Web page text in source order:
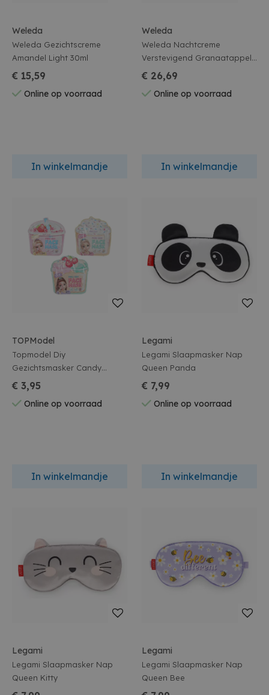
Weleda
Weleda Gezichtscreme
Amandel Light 30ml
€ 15,59
Online op voorraad
In winkelmandje
Weleda
Weleda Nachtcreme
Verstevigend Granaatappel
& Maca 40ml
€ 26,69
Online op voorraad
In winkelmandje
TOPModel
Topmodel Diy
Gezichtsmasker Candy
Glamour
€ 3,95
Online op voorraad
In winkelmandje
Legami
Legami Slaapmasker Nap
Queen Panda
€ 7,99
Online op voorraad
In winkelmandje
Legami
Legami Slaapmasker Nap
Queen Kitty
Legami
Legami Slaapmasker Nap
Queen Bee